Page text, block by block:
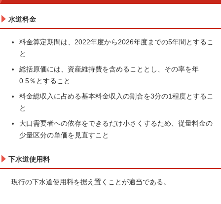
水道料金
料金算定期間は、2022年度から2026年度までの5年間とするこ
と
総括原価には、資産維持費を含めることとし、その率を年
0.5％とすること
料金総収入に占める基本料金収入の割合を3分の1程度とするこ
と
大口需要者への依存をできるだけ小さくするため、従量料金の
少量区分の単価を見直すこと
下水道使用料
現行の下水道使用料を据え置くことが適当である。